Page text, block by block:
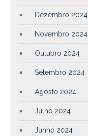
Dezembro 2024
Novembro 2024
Outubro 2024
Setembro 2024
Agosto 2024
Julho 2024
Junho 2024